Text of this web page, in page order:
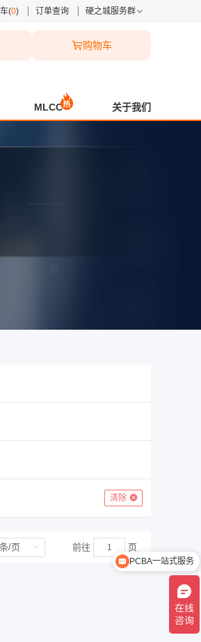
(0) 订单查询 硬之城服务群
购物车
MLCC 关于我们
清除
前往 页
PCBA一站式服务